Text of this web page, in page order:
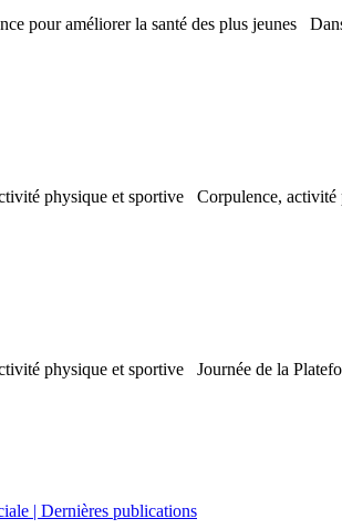
pour améliorer la santé des plus jeunes
physique et sportive Corpulence, activité
physique et sportive Journée de la
| Dernières publications